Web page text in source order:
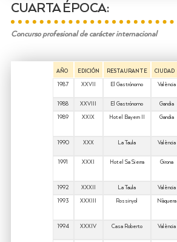
CUARTA ÉPOCA:
Concurso profesional de carácter internacional
AÑO EDICIÓN RESTAURANTE CIUDAD
1987 XXVII El Gastrónomo València
1988
XXVIII El Gastrónomo Gandia
1989
XXIX Hotel Bayern II Gandia
1990
XXX La Taula València
1991
XXXI Hotel Sa Sierra Girona
1992
XXXII La Taula València
1993
XXXIII Rossinyol Nàquera
1994
XXXIV Casa Roberto València